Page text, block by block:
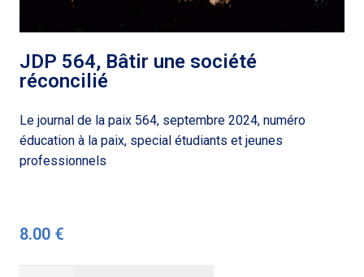
JDP 564, Bâtir une société
réconcilié
Le journal de la paix 564, septembre 2024, numéro
éducation à la paix, special étudiants et jeunes
professionnels
8.00 €